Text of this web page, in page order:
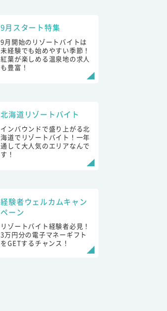
9月スタート特集
9月開始のリゾートバイトは
未経験でも始めやすい季節！
紅葉が楽しめる温泉地の求人
も豊富！
北海道リゾートバイト
インバウンドで盛り上がる北
海道でリゾートバイト！一年
通して大人気のエリアなんで
す！
経験者ウェルカムキャン
ペーン
リゾートバイト経験者必見！
3万円分の電子マネーギフト
をGETするチャンス！